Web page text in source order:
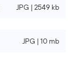
JPG | 2549 kb
JPG | 10 mb